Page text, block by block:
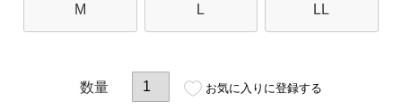
M L LL
お気に入りに登録する